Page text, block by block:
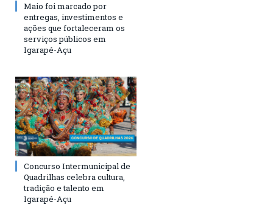
Maio foi marcado por
entregas, investimentos e
ações que fortaleceram os
serviços públicos em
Igarapé-Açu
Concurso Intermunicipal de
Quadrilhas celebra cultura,
tradição e talento em
Igarapé-Açu